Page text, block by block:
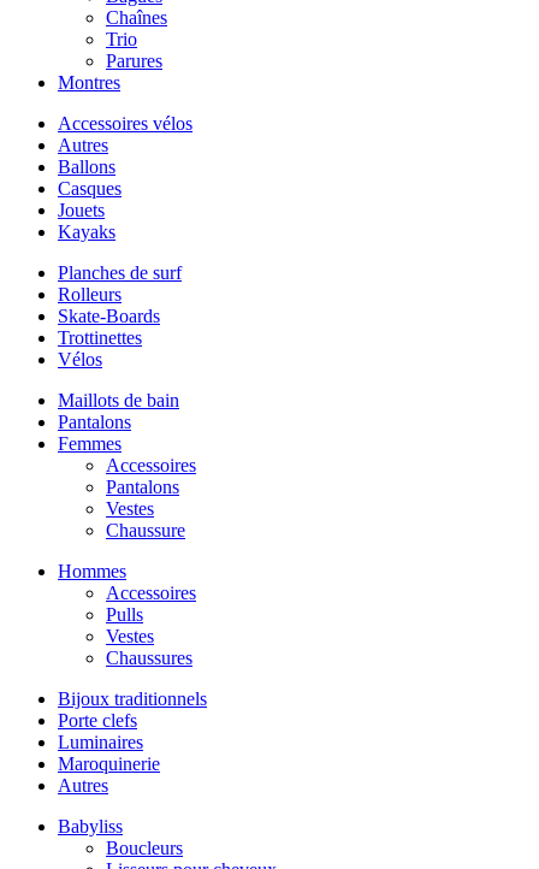
Chaînes
Trio
Parures
Montres
Accessoires vélos
Autres
Ballons
Casques
Jouets
Kayaks
Planches de surf
Rolleurs
Skate-Boards
Trottinettes
Vélos
Maillots de bain
Pantalons
Femmes
Accessoires
Pantalons
Vestes
Chaussure
Hommes
Accessoires
Pulls
Vestes
Chaussures
Bijoux traditionnels
Porte clefs
Luminaires
Maroquinerie
Autres
Babyliss
Boucleurs